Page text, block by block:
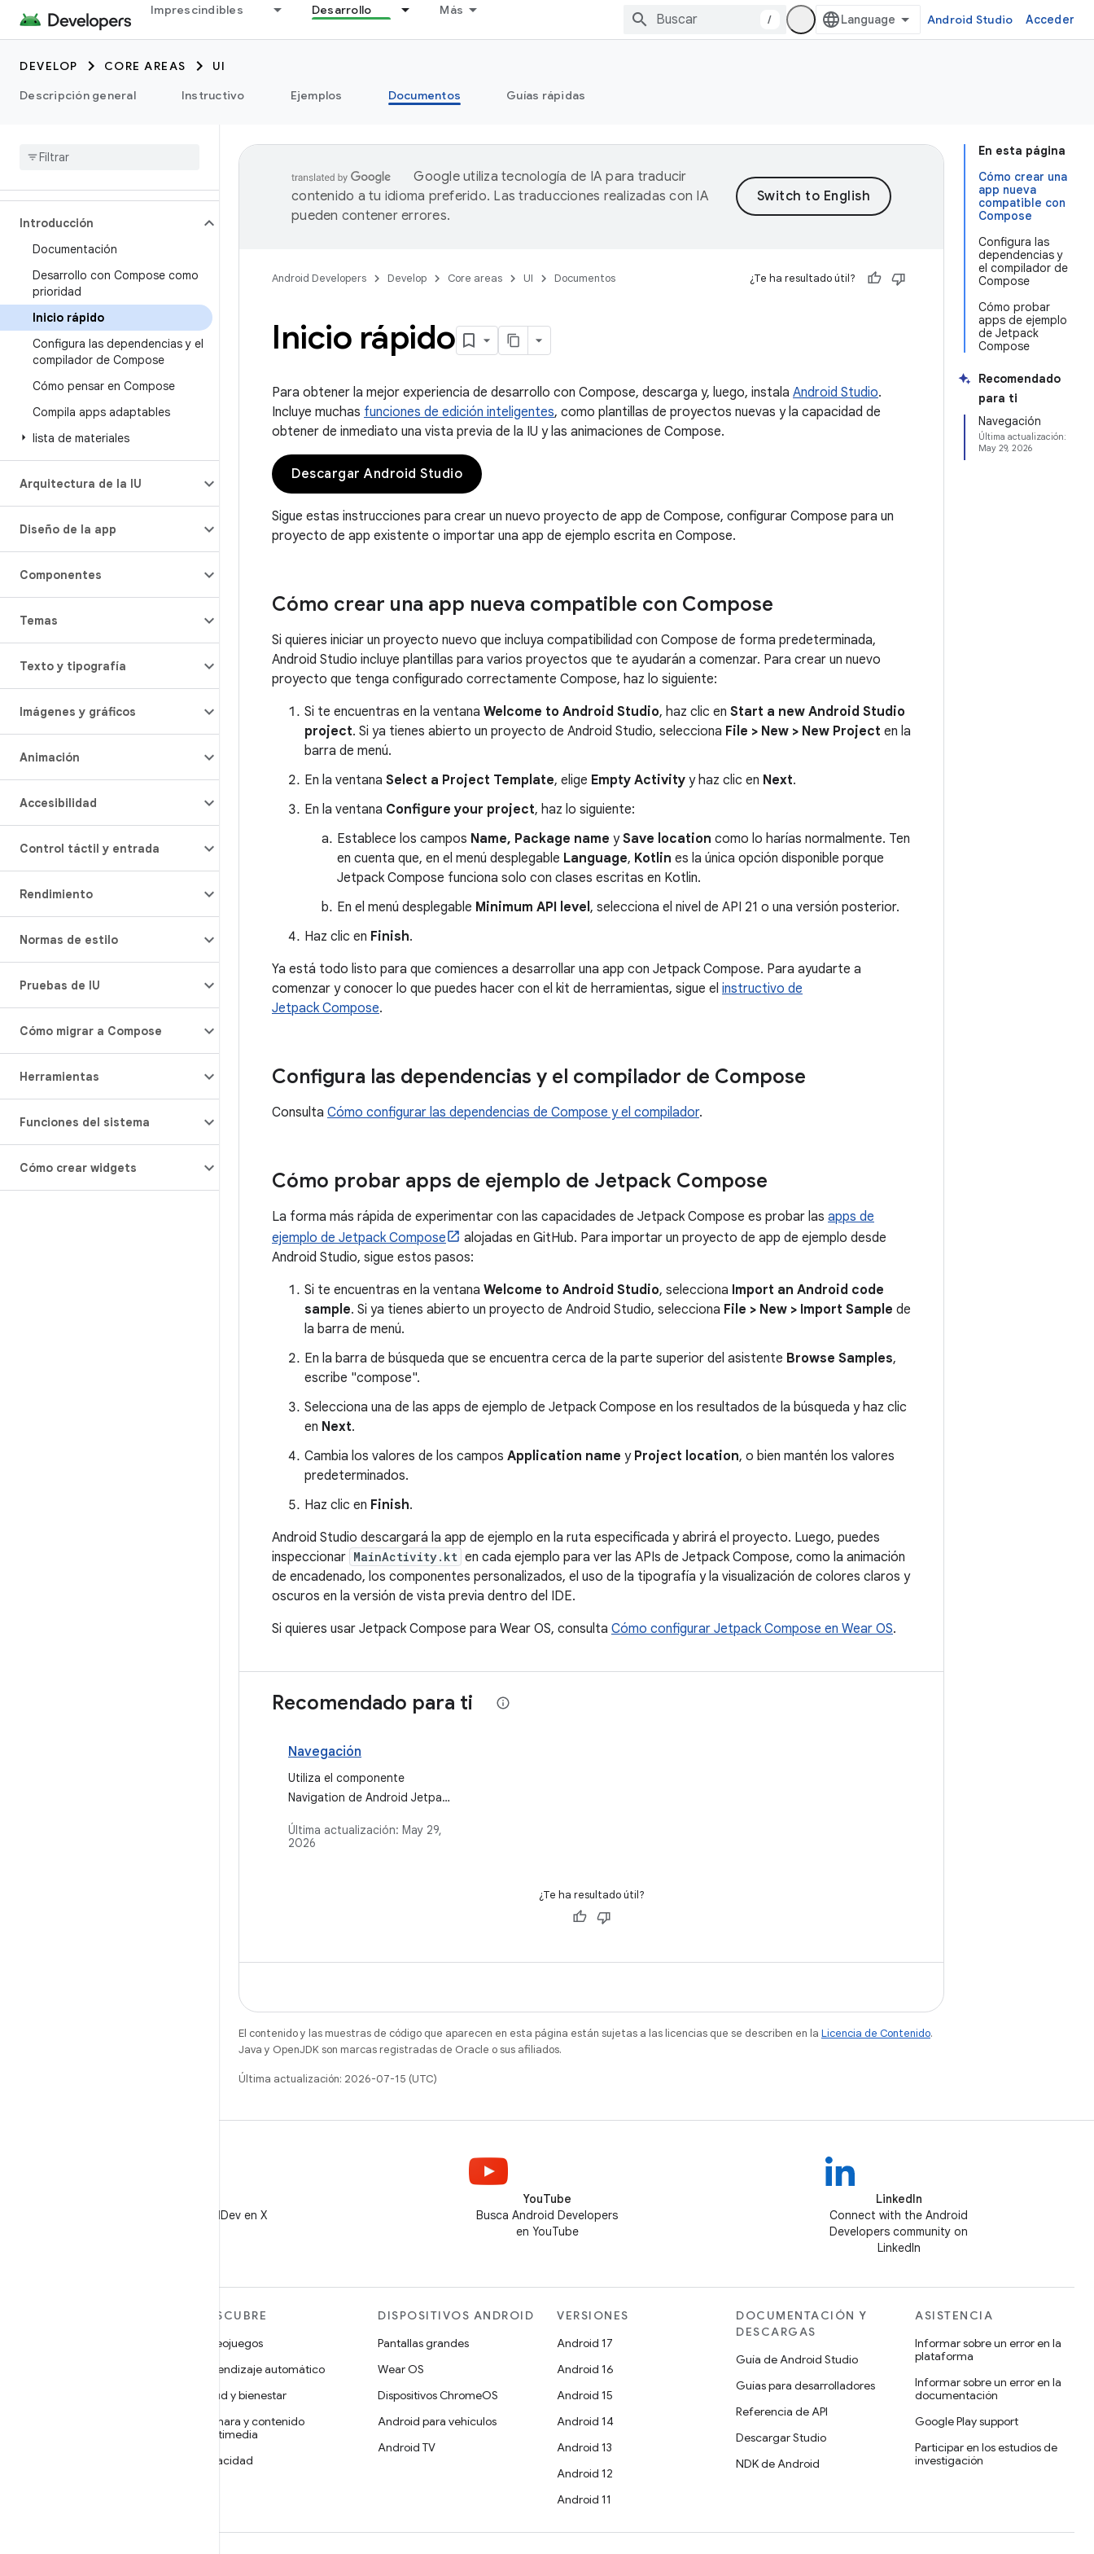
Imprescindibles Desarrollo Más
/ Android Studio Acceder
DEVELOP CORE AREAS
UI
Descripción general
Instructivo Ejemplos Documentos Guías rápidas
Introducción
Documentación
Desarrollo con Compose como
prioridad
Inicio rápido
Configura las dependencias y el
compilador de Compose
Cómo pensar en Compose
Compila apps adaptables
lista de materiales
Arquitectura de la IU
Diseño de la app
Componentes
Temas
Texto y tipografía
Imágenes y gráficos
Animación
Accesibilidad
Control táctil y entrada
Rendimiento
Normas de estilo
Pruebas de IU
Cómo migrar a Compose
Herramientas
Funciones del sistema
Cómo crear widgets
En esta página
Cómo crear una
app nueva
compatible con
Compose
Configura las
dependencias y
el compilador de
Compose
Cómo probar
apps de ejemplo
de Jetpack
Compose
Recomendado
para ti
Navegación
Última actualización:
May 29, 2026
Google utiliza tecnología de IA para traducir
contenido a tu idioma preferido. Las traducciones realizadas con IA
pueden contener errores.
Android Developers Develop Core areas UI Documentos ¿Te ha resultado útil?
Inicio rápido
Para obtener la mejor experiencia de desarrollo con Compose, descarga y, luego, instala Android Studio.
Incluye muchas funciones de edición inteligentes, como plantillas de proyectos nuevas y la capacidad de
obtener de inmediato una vista previa de la IU y las animaciones de Compose.
Descargar Android Studio
Sigue estas instrucciones para crear un nuevo proyecto de app de Compose, configurar Compose para un
proyecto de app existente o importar una app de ejemplo escrita en Compose.
Cómo crear una app nueva compatible con Compose
Si quieres iniciar un proyecto nuevo que incluya compatibilidad con Compose de forma predeterminada,
Android Studio incluye plantillas para varios proyectos que te ayudarán a comenzar. Para crear un nuevo
proyecto que tenga configurado correctamente Compose, haz lo siguiente:
Si te encuentras en la ventana Welcome to Android Studio, haz clic en Start a new Android Studio
project. Si ya tienes abierto un proyecto de Android Studio, selecciona File > New > New Project en la
barra de menú.
En la ventana Select a Project Template, elige Empty Activity y haz clic en Next.
En la ventana Configure your project, haz lo siguiente:
Establece los campos Name, Package name ySave location como lo harías normalmente. Ten
en cuenta que, en el menú desplegable Language, Kotlin es la única opción disponible porque
Jetpack Compose funciona solo con clases escritas en Kotlin.
En el menú desplegable Minimum API level, selecciona el nivel de API 21 o una versión posterior.
Haz clic en Finish.
Ya está todo listo para que comiences a desarrollar una app con Jetpack Compose. Para ayudarte a
comenzar y conocer lo que puedes hacer con el kit de herramientas, sigue el instructivo de
Jetpack Compose.
Configura las dependencias y el compilador de Compose
Consulta Cómo configurar las dependencias de Compose y el compilador.
Cómo probar apps de ejemplo de Jetpack Compose
La forma más rápida de experimentar con las capacidades de Jetpack Compose es probar las apps de
ejemplo de Jetpack Compose
alojadas en GitHub. Para importar un proyecto de app de ejemplo desde
Android Studio, sigue estos pasos:
Si te encuentras en la ventana Welcome to Android Studio, selecciona Import an Android code
sample. Si ya tienes abierto un proyecto de Android Studio, selecciona File > New > Import Sample de
la barra de menú.
En la barra de búsqueda que se encuentra cerca de la parte superior del asistente Browse Samples,
escribe "compose".
Selecciona una de las apps de ejemplo de Jetpack Compose en los resultados de la búsqueda y haz clic
en Next.
Cambia los valores de los campos Application name y Project location, o bien mantén los valores
predeterminados.
Haz clic en Finish.
Android Studio descargará la app de ejemplo en la ruta especificada y abrirá el proyecto. Luego, puedes
inspeccionar MainActivity.kt en cada ejemplo para ver las APIs de Jetpack Compose, como la animación
de encadenado, los componentes personalizados, el uso de la tipografía y la visualización de colores claros y
oscuros en la versión de vista previa dentro del IDE.
Si quieres usar Jetpack Compose para Wear OS, consulta Cómo configurar Jetpack Compose en Wear OS.
Recomendado para ti
Navegación
Utiliza el componente
Navigation de Android Jetpack
navegación en tu app.
Última actualización: May 29,
2026
¿Te ha resultado útil?
El contenido y las muestras de código que aparecen en esta página están sujetas a las licencias que se describen en la Licencia de Contenido.
Java y OpenJDK son marcas registradas de Oracle o sus afiliados.
Última actualización: 2026-07-15 (UTC)
Sigue a @AndroidDev en X
YouTube
Busca Android Developers
en YouTube
LinkedIn
Connect with the Android
Developers community on
LinkedIn
DESCUBRE
Videojuegos
Aprendizaje automático
Salud y bienestar
Cámara y contenido
multimedia
Privacidad
DISPOSITIVOS ANDROID
Pantallas grandes
Wear OS
Dispositivos ChromeOS
Android para vehículos
Android TV
VERSIONES
Android 17
Android 16
Android 15
Android 14
Android 13
Android 12
Android 11
DOCUMENTACIÓN Y
DESCARGAS
Guía de Android Studio
Guías para desarrolladores
Referencia de API
Descargar Studio
NDK de Android
ASISTENCIA
Informar sobre un error en la
plataforma
Informar sobre un error en la
documentación
Google Play support
Participar en los estudios de
investigación